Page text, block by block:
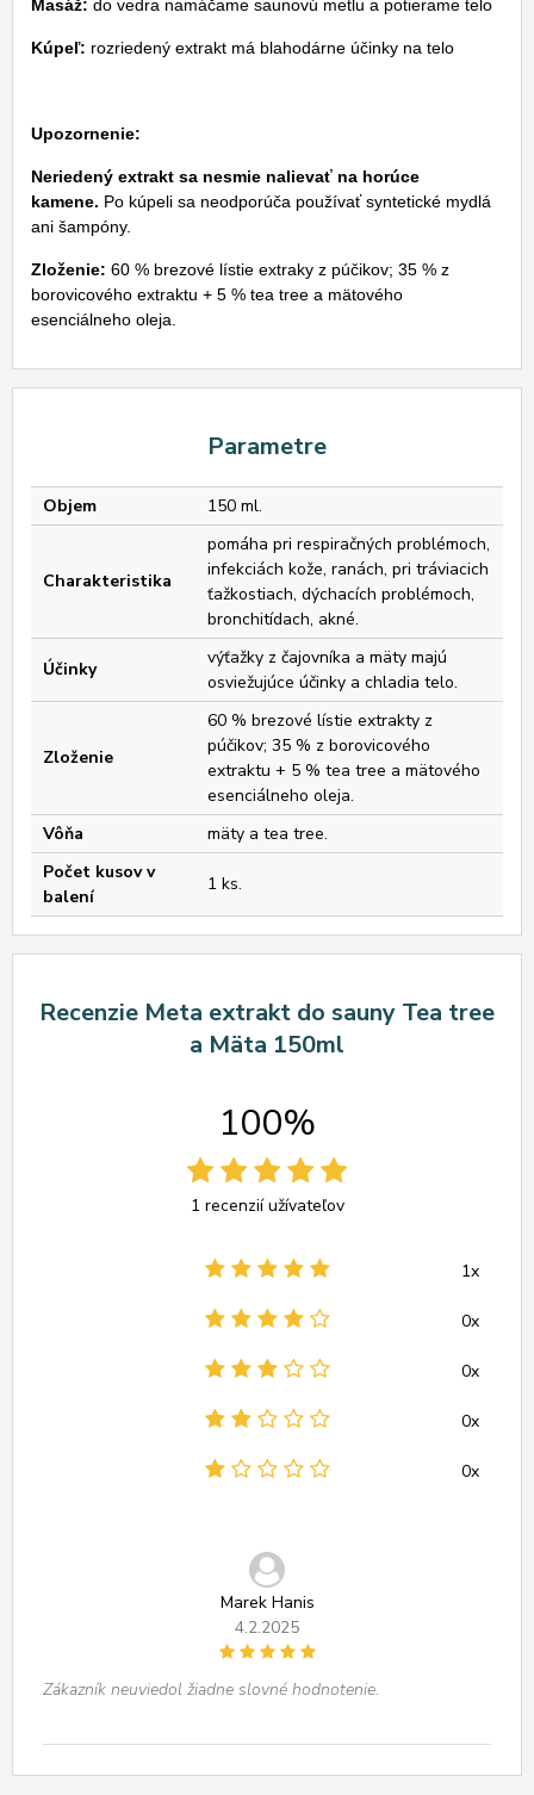
Masáž: do vedra namáčame saunovú metlu a potierame telo
Kúpeľ: rozriedený extrakt má blahodárne účinky na telo
Upozornenie:
Neriedený extrakt sa nesmie nalievať na horúce
kamene. Po kúpeli sa neodporúča používať syntetické mydlá
ani šampóny.
Zloženie: 60 % brezové lístie extraky z púčikov; 35 % z
borovicového extraktu + 5 % tea tree a mätového
esenciálneho oleja.
Parametre
Objem 150 ml.
Charakteristika
pomáha pri respiračných problémoch,
infekciách kože, ranách, pri tráviacich
ťažkostiach, dýchacích problémoch,
bronchitídach, akné.
Účinky
výťažky z čajovníka a mäty majú
osviežujúce účinky a chladia telo.
Zloženie
60 % brezové lístie extrakty z
púčikov; 35 % z borovicového
extraktu + 5 % tea tree a mätového
esenciálneho oleja.
Vôňa
mäty a tea tree.
Počet kusov v
balení
1 ks.
Recenzie Meta extrakt do sauny Tea tree
a Mäta 150ml
100%
1 recenzií užívateľov
1x
0x
0x
0x
0x
Marek Hanis
4.2.2025
Zákazník neuviedol žiadne slovné hodnotenie.